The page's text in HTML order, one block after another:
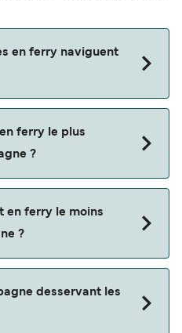
en ferry naviguent
ferry le plus
?
Santa Pola - Île de
du trajet d’environ 25
en ferry le moins
?
la route Mahon - Alcudia.
desservant les